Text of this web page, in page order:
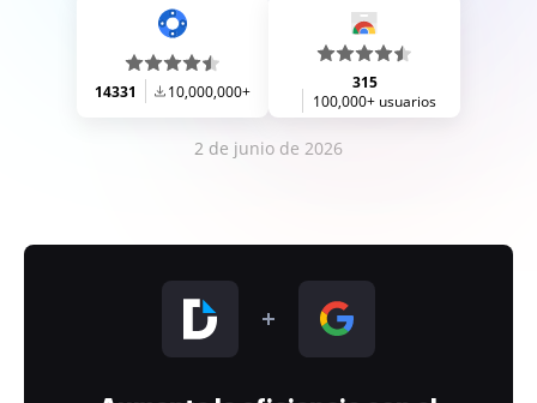
14331 10,000,000+
315
100,000+ usuarios
2 de junio de 2026